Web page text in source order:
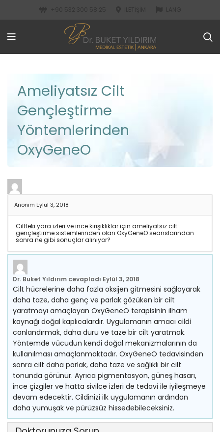
Ameliyatsız Cilt
Gençleştirme
Yöntemlerinden
OxyGeneO
Anonim Eylül 3, 2018
Ciltteki yara izleri ve ince kırışıklıklar için ameliyatsız cilt
gençleştirme sistemlerinden olan OxyGeneO seanslarından
sonra ne gibi sonuçlar alınıyor?
Dr. Buket Yıldırım cevapladı Eylül 3, 2018
Cilt hücrelerine daha fazla oksijen gitmesini sağlayarak
daha taze, daha genç ve parlak gözüken bir cilt
yaratmayı amaçlayan OxyGeneO terapisinin ilham
kaynağı doğal kaplıcalardır. Uygulamanın amacı cildi
canlandırmak, daha duru ve taze bir cilt yaratmak.
Yöntemde vücudun kendi doğal mekanizmalarının da
kullanılması amaçlanmaktadır. OxyGeneO tedavisinden
sonra cilt daha parlak, daha taze ve sağlıklı bir cilt
tonunda görünür. Ayrıca pigmentasyon, güneş hasarı,
ince çizgiler ve hatta sivilce izleri de tedavi ile iyileşmeye
devam edecektir. Cildinizi ilk uygulamanın ardından
daha yumuşak ve pürüzsüz hissedebileceksiniz.